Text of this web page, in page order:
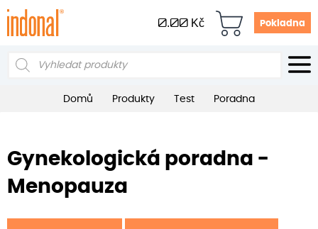
0.00 Kč Pokladna
Products
Domů Produkty Test Poradna
Gynekologická poradna -
Menopauza